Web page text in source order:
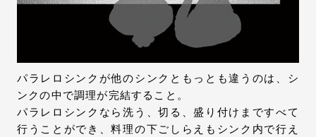
パラレロシンクが他のシンクともっとも違うのは、シ
ンクの中で調理が完結すること。
パラレロシンクなら洗う、切る、盛り付けまですべて
行うことができ、料理の下ごしらえもシンク内で行え